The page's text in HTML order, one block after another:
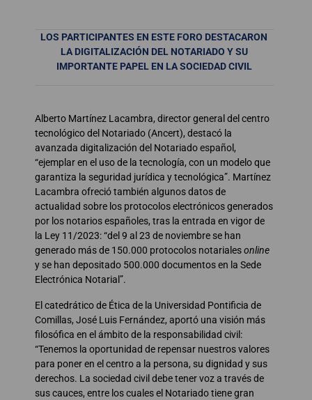
LOS PARTICIPANTES EN ESTE FORO DESTACARON
LA DIGITALIZACIÓN DEL NOTARIADO Y SU
IMPORTANTE PAPEL EN LA SOCIEDAD CIVIL
Alberto Martínez Lacambra, director general del centro
tecnológico del Notariado (Ancert), destacó la
avanzada digitalización del Notariado español,
“ejemplar en el uso de la tecnología, con un modelo que
garantiza la seguridad jurídica y tecnológica”. Martínez
Lacambra ofreció también algunos datos de
actualidad sobre los protocolos electrónicos generados
por los notarios españoles, tras la entrada en vigor de
la Ley 11/2023: “del 9 al 23 de noviembre se han
generado más de 150.000 protocolos notarialesonline
y se han depositado 500.000 documentos en la Sede
Electrónica Notarial”.
El catedrático de Ética de la Universidad Pontificia de
Comillas, José Luis Fernández, aportó una visión más
filosófica en el ámbito de la responsabilidad civil:
“Tenemos la oportunidad de repensar nuestros valores
para poner en el centro a la persona, su dignidad y sus
derechos. La sociedad civil debe tener voz a través de
sus cauces, entre los cuales el Notariado tiene gran